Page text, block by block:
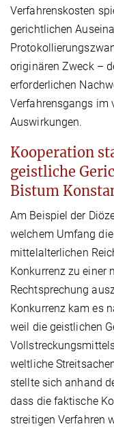
Verfahrenskosten
gerichtlichen
originären Zweck –
erforderlichen
Verfahrensgangs im
Auswirkungen.
Kooperation
geistliche
Bistum
Am Beispiel der
welchem Umfang
mittelalterlichen
Konkurrenz zu einer
Rechtsprechung
Konkurrenz kam es
weil die geistlichen
weltliche
stellte sich anhand
dass die faktische
streitigen Verfahren